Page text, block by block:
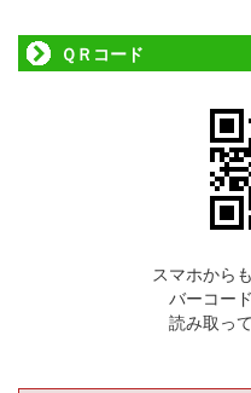
ＱＲコード
スマホから
バーコー
読み取っ